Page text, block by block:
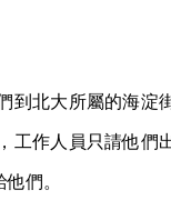
北大所屬的海淀
工作人員只請他們
們。